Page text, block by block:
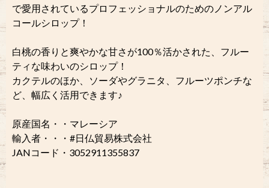
で愛用されているプロフェッショナルのためのノンアル
コールシロップ！
白桃の香りと爽やかな甘さが100％活かされた、フルー
ティな味わいのシロップ！
カクテルのほか、ソーダやグラニタ、フルーツポンチな
ど、幅広く活用できます♪
原産国名・・マレーシア
輸入者・・・#日仏貿易株式会社
JANコード・3052911355837